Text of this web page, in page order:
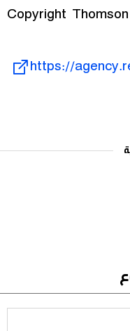
(c) Copyright
https://